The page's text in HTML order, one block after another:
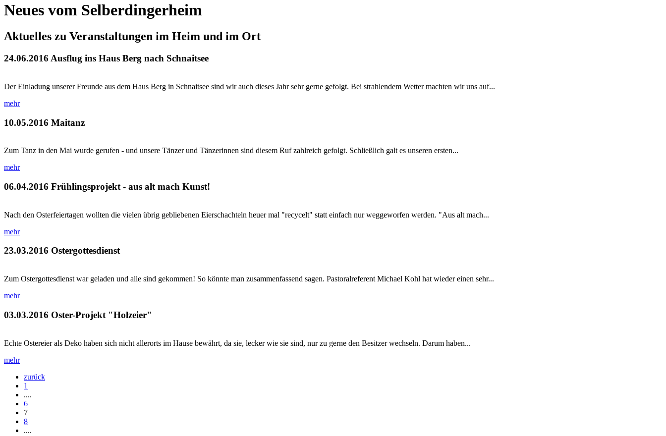
Neues vom Selberdingerheim
Aktuelles zu Veranstaltungen im Heim und im Ort
24.06.2016 Ausflug ins Haus Berg nach Schnaitsee
Der Einladung unserer Freunde aus dem Haus Berg in Schnaitsee sind wir auch dieses Jahr sehr gerne gefolgt. Bei strahlendem Wetter machten wir uns auf...
mehr
10.05.2016 Maitanz
Zum Tanz in den Mai wurde gerufen - und unsere Tänzer und Tänzerinnen sind diesem Ruf zahlreich gefolgt. Schließlich galt es unseren ersten...
mehr
06.04.2016 Frühlingsprojekt - aus alt mach Kunst!
Nach den Osterfeiertagen wollten die vielen übrig gebliebenen Eierschachteln heuer mal "recycelt" statt einfach nur weggeworfen werden. "Aus alt mach...
mehr
23.03.2016 Ostergottesdienst
Zum Ostergottesdienst war geladen und alle sind gekommen! So könnte man zusammenfassend sagen. Pastoralreferent Michael Kohl hat wieder einen sehr...
mehr
03.03.2016 Oster-Projekt "Holzeier"
Echte Ostereier als Deko haben sich nicht allerorts im Hause bewährt, da sie, lecker wie sie sind, nur zu gerne den Besitzer wechseln. Darum haben...
mehr
zurück
1
....
6
7
8
....